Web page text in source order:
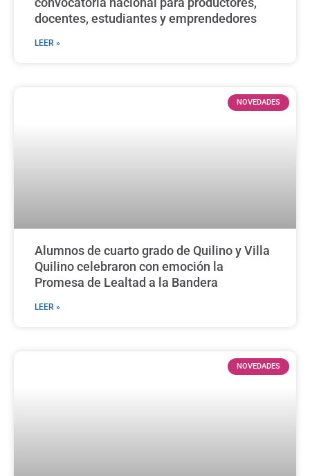
docentes, estudiantes y emprendedores
LEER »
NOVEDADES
Alumnos de cuarto grado de Quilino y Villa
Quilino celebraron con emoción la
Promesa de Lealtad a la Bandera
LEER »
NOVEDADES